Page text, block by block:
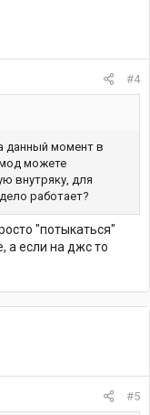
#4
данный момент в
можете
внутряку, для
работает?
"потыкаться"
а если на джс то
#5